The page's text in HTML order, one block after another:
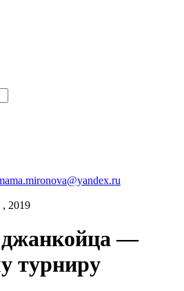
, 2019
—
турниру